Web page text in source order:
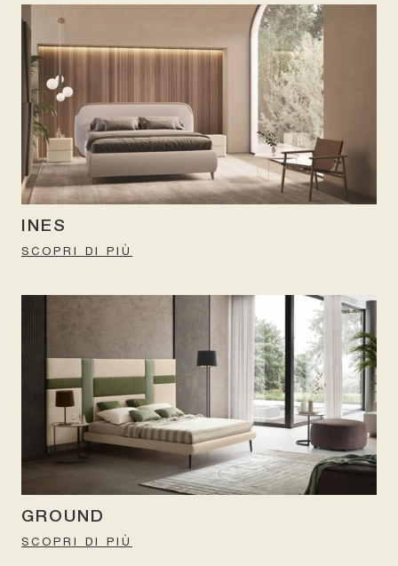
INES
SCOPRI DI PIÙ
GROUND
SCOPRI DI PIÙ